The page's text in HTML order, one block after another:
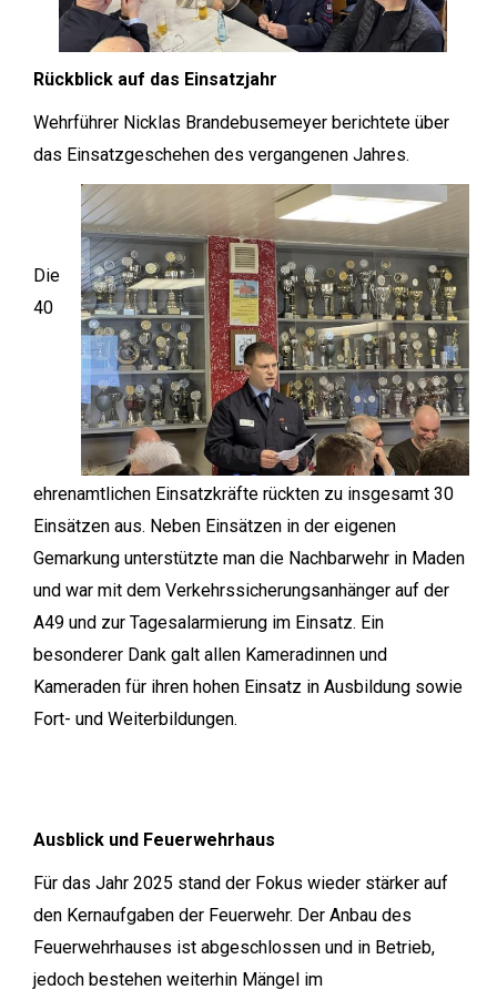
Rückblick auf das Einsatzjahr
Wehrführer Nicklas Brandebusemeyer berichtete über
das Einsatzgeschehen des vergangenen Jahres.
Die
40
ehrenamtlichen Einsatzkräfte rückten zu insgesamt 30
Einsätzen aus. Neben Einsätzen in der eigenen
Gemarkung unterstützte man die Nachbarwehr in Maden
und war mit dem Verkehrssicherungsanhänger auf der
A49 und zur Tagesalarmierung im Einsatz. Ein
besonderer Dank galt allen Kameradinnen und
Kameraden für ihren hohen Einsatz in Ausbildung sowie
Fort- und Weiterbildungen.
Ausblick und Feuerwehrhaus
Für das Jahr 2025 stand der Fokus wieder stärker auf
den Kernaufgaben der Feuerwehr. Der Anbau des
Feuerwehrhauses ist abgeschlossen und in Betrieb,
jedoch bestehen weiterhin Mängel im